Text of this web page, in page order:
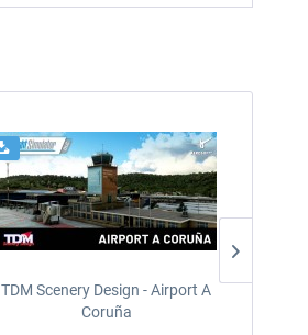
TDM Scenery Design - Airport A
Coruña